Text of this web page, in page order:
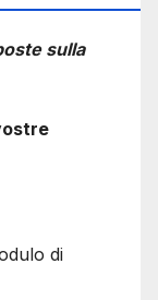
sulla
di